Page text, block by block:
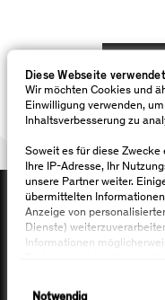
Diese Webseite
Wir möchten Cookies und
Einwilligung verwenden,
Inhaltsverbesserung zu
Soweit es für diese Zwecke
Ihre IP-Adresse, Ihr
unsere Partner weiter.
übermittelten
Anzeige von
Dienste)
Informationen
geräteübergreifend
Notwendig